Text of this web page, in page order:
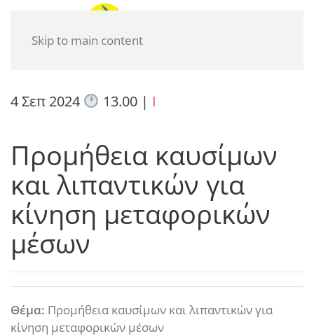
Skip to main content
4 Σεπ 2024 13.00| I
Προμήθεια καυσίμων
και λιπαντικών για
κίνηση μεταφορικών
μέσων
Θέμα: Προμήθεια καυσίμων και λιπαντικών για
κίνηση μεταφορικών μέσων